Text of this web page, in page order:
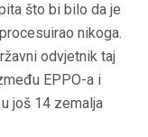
što bi bilo da je
nikoga.
odvjetnik taj
EPPO-a i
još 14 zemalja